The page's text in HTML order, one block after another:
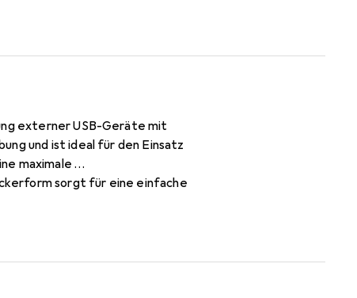
externer USB-Geräte mit
und ist ideal für den Einsatz
maximale
sorgt für eine einfache
Verbindung zu ihren